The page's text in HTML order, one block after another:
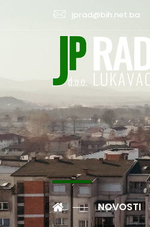
jprad@bih.net.ba
NOVOSTI